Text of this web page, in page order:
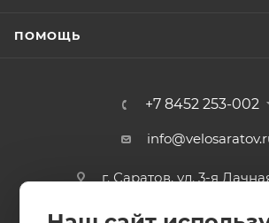
ПОМОЩЬ
+7 8452 253-002
г. Саратов, ул. 3-я